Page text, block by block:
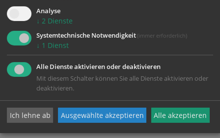
Eine Visite der besonderen Art im Seniorenwohnhaus St. Anna
Für viele überraschte Gesichter, herzhaftes Lachen und magische
Momente sorgte am 22. Juli 2026 Dr. Paul Pümpel im Seniorenwohnhaus
St. Anna. Der Clown aus Tirol stattete den Bewohner*innen eine...
SOMMERAUSFLUGSTIPP
Analyse
↓ 2 Dienste
Systemtechnische Notwendigkeit (immer erforderlich)
↓ 1 Dienst
Alle Dienste aktivieren oder deaktivieren
Mit diesem Schalter können Sie alle Dienste aktivieren oder
deaktivieren.
Ich lehne ab Ausgewählte akzeptieren Alle akzeptieren